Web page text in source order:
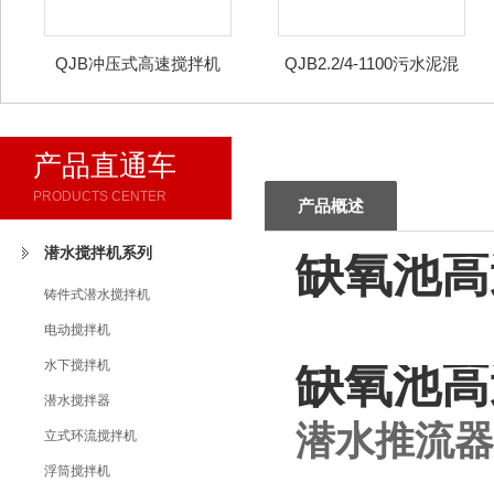
QJB冲压式高速搅拌机
QJB2.2/4-1100污水泥混
产品直通车
PRODUCTS CENTER
潜水搅拌机系列
铸件式潜水搅拌机
电动搅拌机
水下搅拌机
潜水搅拌器
立式环流搅拌机
浮筒搅拌机
产品概述
缺氧池
缺氧池
潜水推流